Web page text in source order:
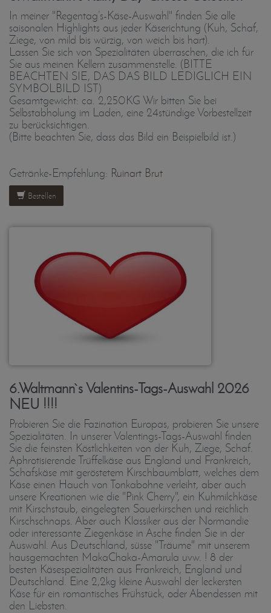
In meiner "Regentag’s-Käse-Auswahl" finden Sie alle
saisonalen Highlights aus jeder Käserichtung (Kuh, Schaf,
Ziege, von mild bis würzig, von weich bis hart).
Lassen Sie sich von Spezialitäten überraschen, die ich für
Sie aus meinen Kellern zusammenstelle. (BITTE
BEACHTEN SIE, DAS DAS BILD LEDIGLICH EIN
SYMBOLBILD IST)
Gesamtgewicht: ca. 2,250KG Wir bitten Sie bei
Selbstabholung im Laden, eine 24stündige Vorbestellzeit
zu berücksichtigen.
(Bitte beachten Sie, dass das Bild ein Beispielbild ist.)
Getränke-Empfehlung: Ruinart Brut
Bestellen
6.Waltmann`s Valentins-Tags-Auswahl 2026
NEU !!!!
Probieren Sie die Fazination Europas, probieren Sie unsere
Spezialitäten. In unserer Valentings-Tags-Auswahl finden
Sie die feinsten Köstlichkeiten von der Kuh, Ziege, Schaf.
Aphrotisierende Trüffelkäse aus England und Frankreich,
Schafskäse mit geröstetem Kirschbaumblatt, welches dem
Käse einen Hauch von Tonkabohne verleiht, aber auch
unsere Kreationen wie die "Pink Cherry", ein Kuhmilchkäse
mit Kirschstaub, eingelegten Sauerkirschen und reichlich
Kirschschnaps. Aber auch Klassiker aus der Normandie
oder interessante Ziegenkäse in Asche finden Sie in der
Auswahl. Aus Deutschland, süsse "Träume" mit unserem
hausgemachten MakaChaka-Amarula uvw. ! 8 der
besten Käsespezialitäten aus Frankreich, England und
Deutschland. Eine 2,2kg kleine Auswahl der leckersten
Käse für ein romantisches Frühstück, oder Abendessen mit
den Liebsten.